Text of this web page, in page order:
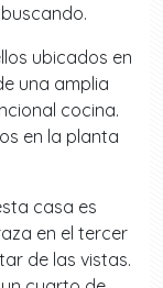
ubicados en
una amplia
cocina.
en la planta
casa es
en el tercer
de las vistas.